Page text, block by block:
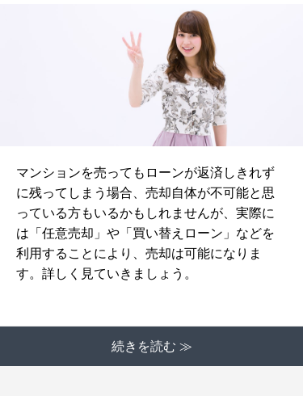
マンションを売ってもローンが返済しきれず
に残ってしまう場合、売却自体が不可能と思
っている方もいるかもしれませんが、実際に
は「任意売却」や「買い替えローン」などを
利用することにより、売却は可能になりま
す。詳しく見ていきましょう。
続きを読む ≫